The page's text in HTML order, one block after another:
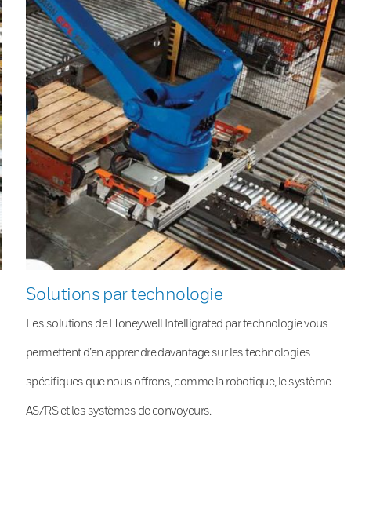
Solutions par technologie
Les solutions de Honeywell Intelligrated par technologie vous
permettent d’en apprendre davantage sur les technologies
spécifiques que nous offrons, comme la robotique, le système
AS/RS et les systèmes de convoyeurs.